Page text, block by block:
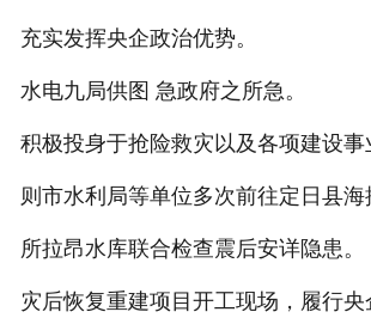
充实发挥央企政治优势。
水电九局供图 急政府之所急。
积极投身于抢险救灾以及各项建设
则市水利局等单位多次前往定日县海
所拉昂水库联合检查震后安详隐患。
灾后恢复重建项目开工现场，履行央